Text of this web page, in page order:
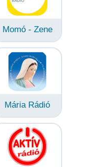
Momó - Zene
Mária Rádió